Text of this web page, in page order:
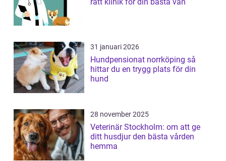
31 januari 2026
Hundpensionat norrköping så
hittar du en trygg plats för din
hund
28 november 2025
Veterinär Stockholm: om att ge
ditt husdjur den bästa vården
hemma